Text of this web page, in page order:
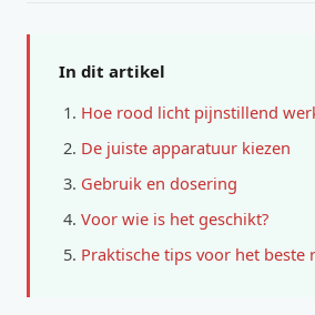
In dit artikel
Hoe rood licht pijnstillend
De juiste apparatuur kiezen
Gebruik en dosering
Voor wie is het geschikt?
Praktische tips voor het beste